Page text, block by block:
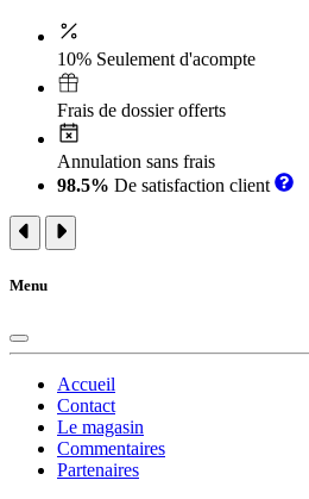
10% Seulement d'acompte
Frais de dossier offerts
Annulation sans frais
98.5% De satisfaction client
Menu
Accueil
Contact
Le magasin
Commentaires
Partenaires